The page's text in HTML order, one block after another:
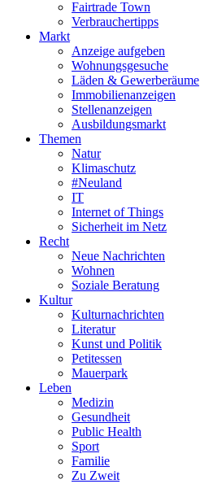
Fairtrade Town
Verbrauchertipps
Markt
Anzeige aufgeben
Wohnungsgesuche
Läden & Gewerberäume
Immobilienanzeigen
Stellenanzeigen
Ausbildungsmarkt
Themen
Natur
Klimaschutz
#Neuland
IT
Internet of Things
Sicherheit im Netz
Recht
Neue Nachrichten
Wohnen
Soziale Beratung
Kultur
Kulturnachrichten
Literatur
Kunst und Politik
Petitessen
Mauerpark
Leben
Medizin
Gesundheit
Public Health
Sport
Familie
Zu Zweit